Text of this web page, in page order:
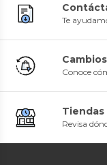
Te
Conoce
Tiendas
Revisa